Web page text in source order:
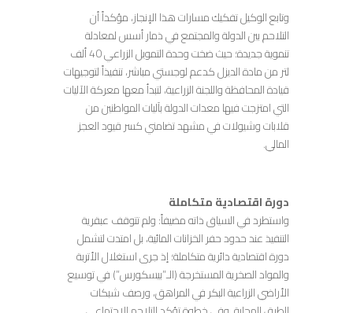
وتابع الوكيل تفكيك مسارات هذا الإنجاز، مؤكداً أن
التلاحم بين الدولة والمجتمع في ذمار أسس لمعادلة
تنموية جديدة؛ حيث ضخت وحدة التمويل الزراعي 40 ألف
لتر من مادة الديزل كدعم لوجستي مباشر، تنفيذاً لتوجيهات
قيادة المحافظة واللجنة الزراعية، لتبدأ معها معركة الآليات
التي امتزجت فيها معدات الدولة بآليات المواطنين من
قلابات وشيولات في مشهد تضامني كسر قيود العجز
المالي.
دورة اقتصادية متكاملة
واستطرد في السياق ذاته مضيفاً: ولم تتوقف عبقرية
التنفيذ عند حدود حفر الخزانات المائية، بل امتدت لتشمل
دورة اقتصادية دائرية متكاملة؛ إذ جرى استغلال الأتربة
والمواد الصخرية المستخرجة (الـ”بيسكورس”) في توسيع
الأراضي الزراعية البكر في المراهق، ورصف شبكات